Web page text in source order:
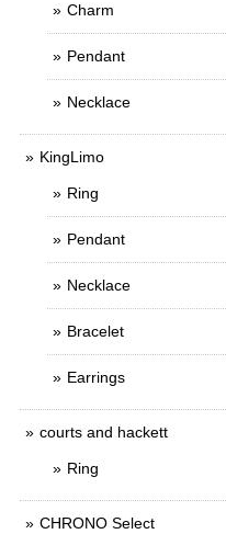
Charm
Pendant
Necklace
KingLimo
Ring
Pendant
Necklace
Bracelet
Earrings
courts and hackett
Ring
CHRONO Select